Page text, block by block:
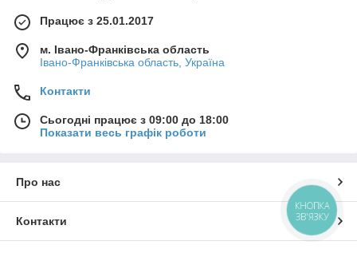
Працює з 25.01.2017
м. Івано-Франківська область
Івано-Франківська область, Україна
Контакти
Сьогодні працює з 09:00 до 18:00
Показати весь графік роботи
Про нас
Контакти
КНОПКА
ЗВ'ЯЗКУ